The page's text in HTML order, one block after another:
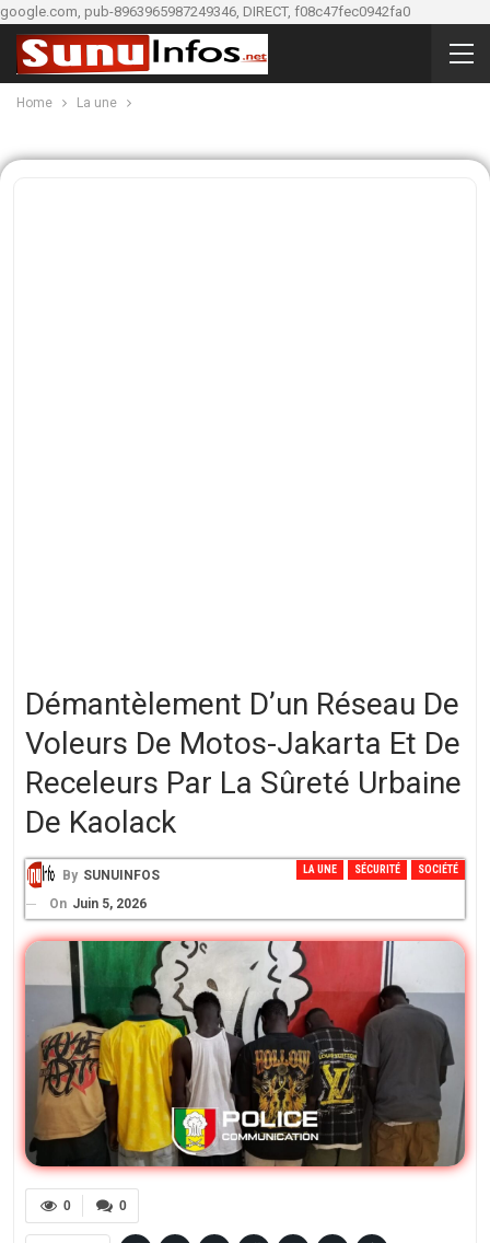
google.com, pub-8963965987249346, DIRECT, f08c47fec0942fa0
Home La une
Démantèlement D’un Réseau De
Voleurs De Motos-Jakarta Et De
Receleurs Par La Sûreté Urbaine
De Kaolack
LA UNE SÉCURITÉ SOCIÉTÉ
By SUNUINFOS
On Juin 5, 2026
0
0